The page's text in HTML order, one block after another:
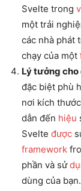
Svelte trong
một trải
các nhà phát
chạy của một
Lý tưởng
đặc biệt phù
nơi kích
dẫn đến hiệu
Svelte được
framework
phần và sử
dùng của